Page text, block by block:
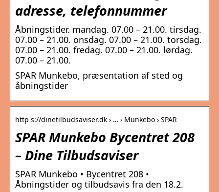
adresse, telefonnummer
Åbningstider. mandag. 07.00 – 21.00. tirsdag.
07.00 – 21.00. onsdag. 07.00 – 21.00. torsdag.
07.00 – 21.00. fredag. 07.00 – 21.00. lørdag.
07.00 – 21.00.
SPAR Munkebo, præsentation af sted og
åbningstider
http s://dinetilbudsaviser.dk › … › Munkebo › SPAR
SPAR Munkebo Bycentret 208
– Dine Tilbudsaviser
SPAR Munkebo • Bycentret 208 •
Åbningstider og tilbudsavis fra den 18.2.